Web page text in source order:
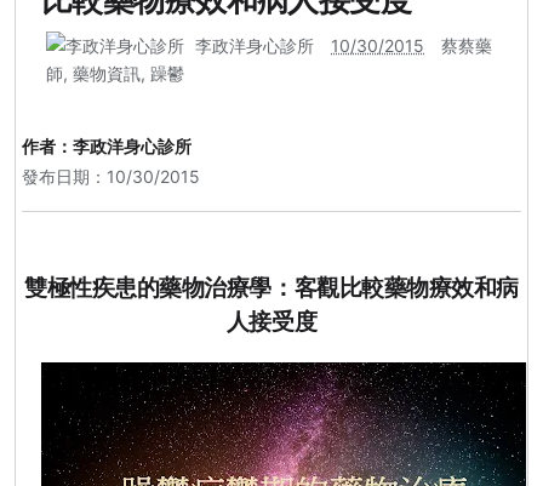
李政洋身心診所 10/30/2015
蔡蔡藥
師, 藥物資訊, 躁鬱
作者： 李政洋身心診所
發布日期：10/30/2015
雙極性疾患的藥物治療學：客觀比較藥物療效和病
人接受度